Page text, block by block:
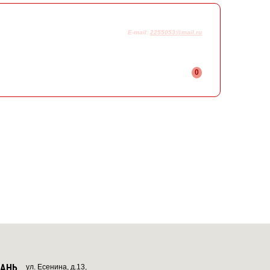
E-mail: 2255053@mail.ru
0
ул. Есенина, д.13,